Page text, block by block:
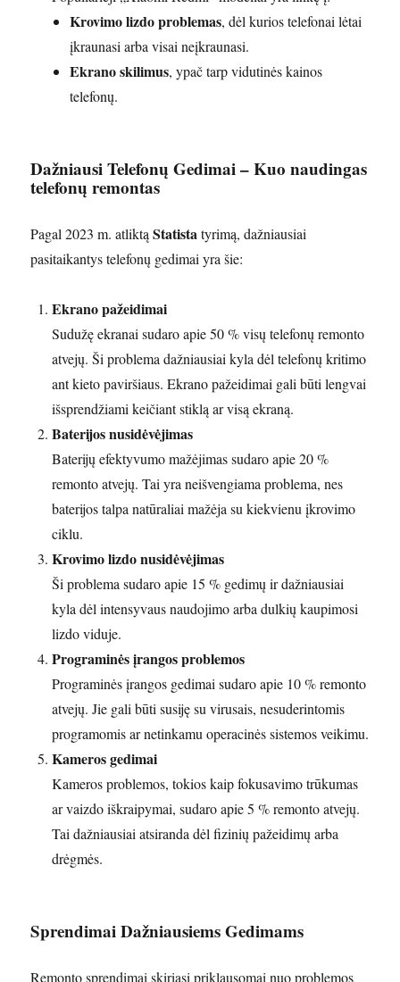
Krovimo lizdo problemas, dėl kurios telefonai lėtai
įkraunasi arba visai neįkraunasi.
Ekrano skilimus, ypač tarp vidutinės kainos
telefonų.
Dažniausi Telefonų Gedimai – Kuo naudingas
telefonų remontas
Pagal 2023 m. atliktąStatistatyrimą, dažniausiai
pasitaikantys telefonų gedimai yra šie:
Ekrano pažeidimai
Sudužę ekranai sudaro apie 50 % visų telefonų remonto
atvejų. Ši problema dažniausiai kyla dėl telefonų kritimo
ant kieto paviršiaus. Ekrano pažeidimai gali būti lengvai
išsprendžiami keičiant stiklą ar visą ekraną.
Baterijos nusidėvėjimas
Baterijų efektyvumo mažėjimas sudaro apie 20 %
remonto atvejų. Tai yra neišvengiama problema, nes
baterijos talpa natūraliai mažėja su kiekvienu įkrovimo
ciklu.
Krovimo lizdo nusidėvėjimas
Ši problema sudaro apie 15 % gedimų ir dažniausiai
kyla dėl intensyvaus naudojimo arba dulkių kaupimosi
lizdo viduje.
Programinės įrangos problemos
Programinės įrangos gedimai sudaro apie 10 % remonto
atvejų. Jie gali būti susiję su virusais, nesuderintomis
programomis ar netinkamu operacinės sistemos veikimu.
Kameros gedimai
Kameros problemos, tokios kaip fokusavimo trūkumas
ar vaizdo iškraipymai, sudaro apie 5 % remonto atvejų.
Tai dažniausiai atsiranda dėl fizinių pažeidimų arba
drėgmės.
Sprendimai Dažniausiems Gedimams
Remonto sprendimai skiriasi priklausomai nuo problemos